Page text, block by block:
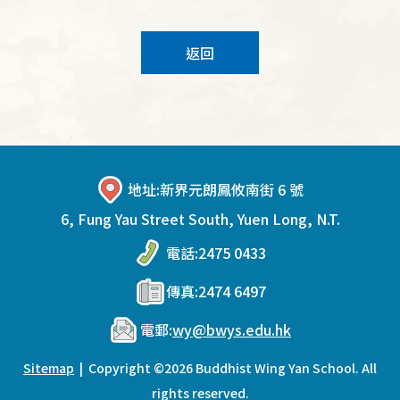
返回
地址:新界元朗鳳攸南街 6 號
6, Fung Yau Street South, Yuen Long, N.T.
電話:2475 0433
傳真:2474 6497
電郵:wy@bwys.edu.hk
Sitemap | Copyright ©2026 Buddhist Wing Yan School. All
rights reserved.